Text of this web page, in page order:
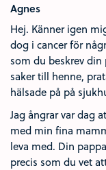
Agnes
Hej. Känner igen
dog i cancer för
som du beskrev din
saker till henne,
hälsade på på
Jag ångrar var dag
med min fina
leva med. Din
precis som du vet